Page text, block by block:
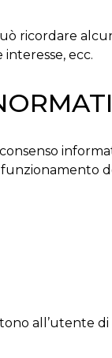
ricordare
ecc.
all’utente di